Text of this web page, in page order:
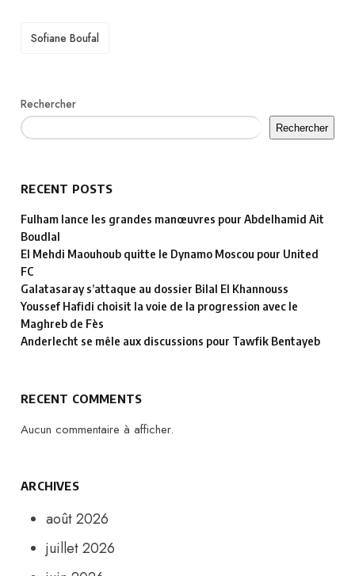
TAGS
Sofiane Boufal
Rechercher
Rechercher
RECENT POSTS
Fulham lance les grandes manœuvres pour Abdelhamid Ait
Boudlal
El Mehdi Maouhoub quitte le Dynamo Moscou pour United
FC
Galatasaray s’attaque au dossier Bilal El Khannouss
Youssef Hafidi choisit la voie de la progression avec le
Maghreb de Fès
Anderlecht se mêle aux discussions pour Tawfik Bentayeb
RECENT COMMENTS
Aucun commentaire à afficher.
ARCHIVES
août 2026
juillet 2026